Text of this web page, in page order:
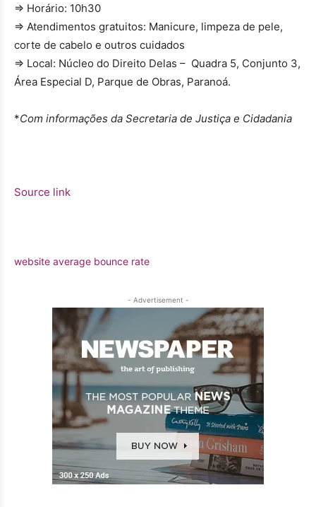
⇒ Horário: 10h30
⇒ Atendimentos gratuitos: Manicure, limpeza de pele,
corte de cabelo e outros cuidados
⇒ Local: Núcleo do Direito Delas – Quadra 5, Conjunto 3,
Área Especial D, Parque de Obras, Paranoá.
*Com informações da Secretaria de Justiça e Cidadania
Source link
website average bounce rate
- Advertisement -